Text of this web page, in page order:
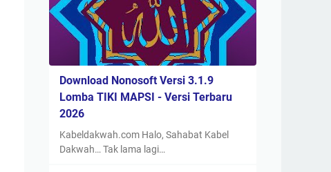
Download Nonosoft Versi 3.1.9
Lomba TIKI MAPSI - Versi Terbaru
2026
Kabeldakwah.com Halo, Sahabat Kabel
Dakwah… Tak lama lagi…